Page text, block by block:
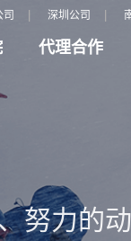
深圳公司
代理合作
努力的